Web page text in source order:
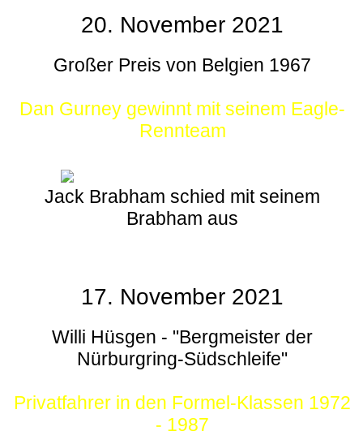
20. November 2021
Großer Preis von Belgien 1967
Dan Gurney gewinnt mit seinem Eagle-
Rennteam
Jack Brabham schied mit seinem
Brabham aus
17. November 2021
Willi Hüsgen - "Bergmeister der
Nürburgring-Südschleife"
Privatfahrer in den Formel-Klassen 1972
- 1987